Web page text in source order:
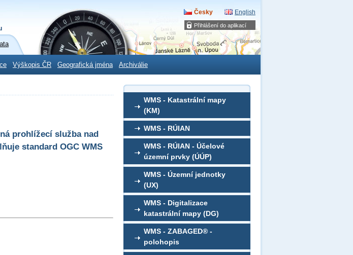
Přihlášení do aplikací
Česky English
Výškopis ČR Geografická jména Archiválie
WMS - Katastrální mapy
(KM)
WMS - RÚIAN
WMS - RÚIAN - Účelové
územní prvky (ÚÚP)
WMS - Územní jednotky
(UX)
WMS - Digitalizace
katastrální mapy (DG)
WMS - ZABAGED® -
polohopis
prohlížecí služba nad
standard OGC WMS